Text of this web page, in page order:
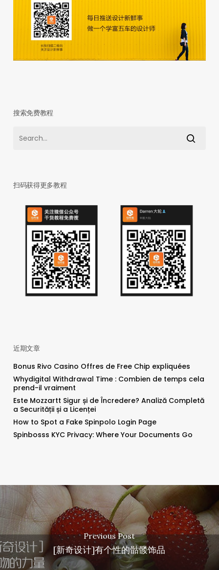
搜索免费教程
扫码获得更多教程
近期文章
Bonus Rivo Casino Offres de Free Chip expliquées
Whydigital Withdrawal Time : Combien de temps cela
prend-il vraiment
Este Mozzartt Sigur și de Încredere? Analiză Completă
a Securității și a Licenței
How to Spot a Fake Spinpolo Login Page
Spinbosss KYC Privacy: Where Your Documents Go
Previous Post
[新奇设计]有个性的骷髅饰品